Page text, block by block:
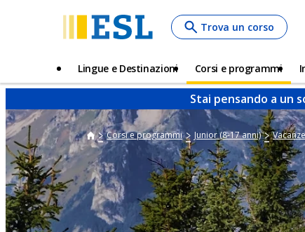
Trova un corso
Lingue e Destinazioni Corsi e programmi
Stai pensando a un
Corsi e programmi Junior (8-17 anni)